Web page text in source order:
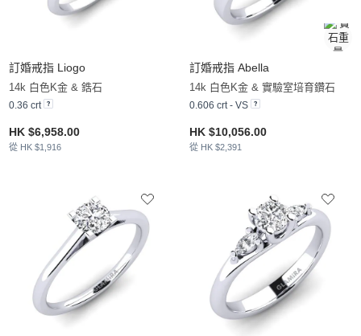
訂婚戒指 Liogo
14k 白色K金 & 鋯石
0.36 crt
HK $6,958.00
從 HK $1,916
訂婚戒指 Abella
14k 白色K金 & 實驗室培育鑽石
0.606 crt - VS
HK $10,056.00
從 HK $2,391